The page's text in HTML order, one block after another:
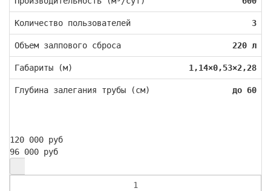
Количество пользователей 3
Объем залпового сброса 220 л
Габариты (м) 1,14×0,53×2,28
Глубина залегания трубы (см) до 60
120 000 руб
96 000 руб